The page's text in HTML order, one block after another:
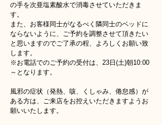
の手を次亜塩素酸水で消毒させていただきま
す。
また、お客様同士がなるべく隣同士のベッドに
ならないように、ご予約を調整させて頂きたい
と思いますのでご了承の程、よろしくお願い致
します。
※お電話でのご予約の受付は、23日(土)朝10:00
～となります。
風邪の症状（発熱、咳、くしゃみ、倦怠感）が
ある方は、ご来店をお控えいただきますようお
願いいたします。